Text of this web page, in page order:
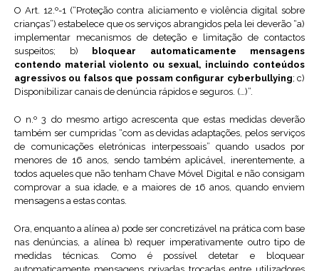
O Art. 12.º-1 (“Proteção contra aliciamento e violência digital sobre
crianças”) estabelece que os serviços abrangidos pela lei deverão “a)
implementar mecanismos de deteção e limitação de contactos
suspeitos; b)
bloquear automaticamente mensagens
contendo material violento ou sexual, incluindo conteúdos
agressivos ou falsos que possam configurar cyberbullying; c)
Disponibilizar canais de denúncia rápidos e seguros. (…)”.
O n.º 3 do mesmo artigo acrescenta que estas medidas deverão
também ser cumpridas “com as devidas adaptações, pelos serviços
de comunicações eletrónicas interpessoais” quando usados por
menores de 16 anos, sendo também aplicável, inerentemente, a
todos aqueles que não tenham Chave Móvel Digital e não consigam
comprovar a sua idade, e a maiores de 16 anos, quando enviem
mensagens a estas contas.
Ora, enquanto a alínea a) pode ser concretizável na prática com base
nas denúncias, a alínea b) requer imperativamente outro tipo de
medidas técnicas. Como é possível detetar e bloquear